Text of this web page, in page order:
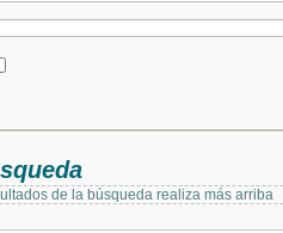
de la búsqueda realiza más arriba